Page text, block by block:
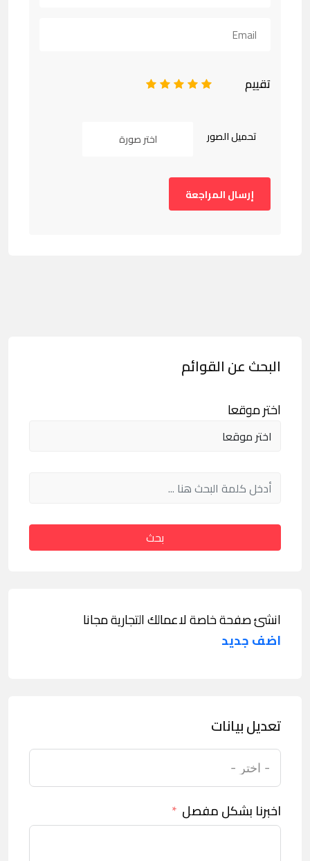
تقييم 5
4
3
2
تحميل الصور اختر صورة
البحث عن القوائم
اختر موقعا
بحث
انشئ صفحة خاصة لاعمالك التجارية مجانا
اضف جديد
تعديل بيانات
اخبرنا بشكل مفصل